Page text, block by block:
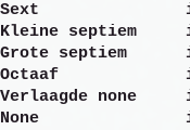
Sext
Kleine septiem
Grote septiem
Octaaf
Verlaagde none
None